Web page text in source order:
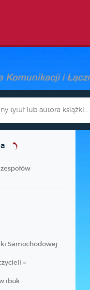
Samochodowej
»
ibuk